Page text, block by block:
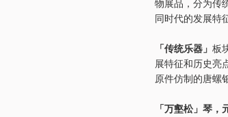
同时代的发展特
「传统乐器」 板
展特征和历史亮
原件仿制的唐螺
「万壑松」琴，